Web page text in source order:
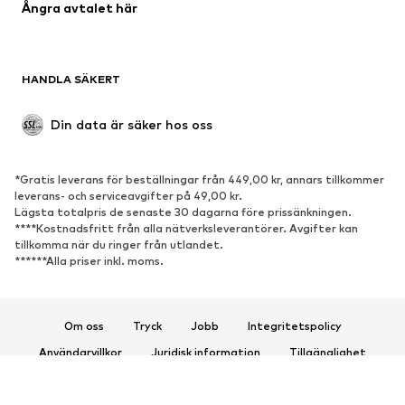
Ångra avtalet här
HANDLA SÄKERT
Din data är säker hos oss
*Gratis leverans för beställningar från 449,00 kr, annars tillkommer
leverans- och serviceavgifter på 49,00 kr.
Lägsta totalpris de senaste 30 dagarna före prissänkningen.
****Kostnadsfritt från alla nätverksleverantörer. Avgifter kan
tillkomma när du ringer från utlandet.
******Alla priser inkl. moms.
Om oss Tryck Jobb
Integritetspolicy
Användarvillkor
Juridisk information
Tillgänglighet